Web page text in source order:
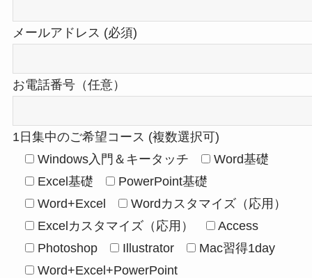
メールアドレス (必須)
お電話番号（任意）
1日集中のご希望コース (複数選択可)
Windows入門＆キータッチ
Word基礎
Excel基礎
PowerPoint基礎
Word+Excel
Wordカスタマイズ（応用）
Excelカスタマイズ（応用）
Access
Photoshop
Illustrator
Mac習得1day
Word+Excel+PowerPoint